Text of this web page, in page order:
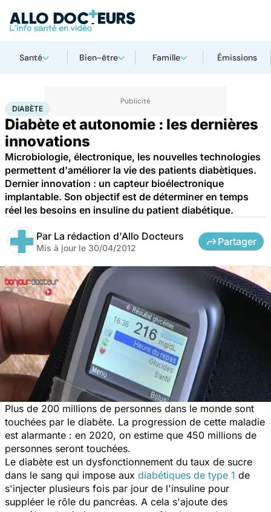
Santé Bien-être Famille Émissions
AccueilSanté
DIABÈTE
Diabète et autonomie : les dernières
innovations
Microbiologie, électronique, les nouvelles technologies
permettent d'améliorer la vie des patients diabètiques.
Dernier innovation : un capteur bioélectronique
implantable. Son objectif est de déterminer en temps
réel les besoins en insuline du patient diabétique.
Par La rédaction d'Allo Docteurs
Mis à jour le 30/04/2012
Partager
Plus de 200 millions de personnes dans le monde sont
touchées par le diabète. La progression de cette maladie
est alarmante : en 2020, on estime que 450 millions de
personnes seront touchées.
Le diabète est un dysfonctionnement du taux de sucre
dans le sang qui impose aux diabétiques de type 1 de
s'injecter plusieurs fois par jour de l'insuline pour
suppléer le rôle du pancréas. A cela s'ajoute des